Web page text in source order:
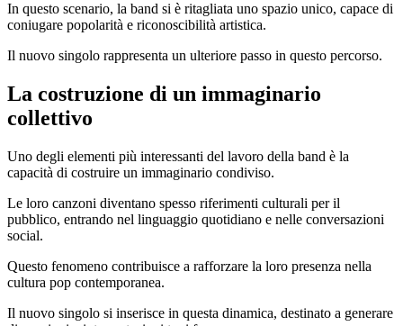
In questo scenario, la band si è ritagliata uno spazio unico, capace di
coniugare popolarità e riconoscibilità artistica.
Il nuovo singolo rappresenta un ulteriore passo in questo percorso.
La costruzione di un immaginario
collettivo
Uno degli elementi più interessanti del lavoro della band è la
capacità di costruire un immaginario condiviso.
Le loro canzoni diventano spesso riferimenti culturali per il
pubblico, entrando nel linguaggio quotidiano e nelle conversazioni
social.
Questo fenomeno contribuisce a rafforzare la loro presenza nella
cultura pop contemporanea.
Il nuovo singolo si inserisce in questa dinamica, destinato a generare